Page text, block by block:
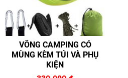
VÕNG CAMPING CÓ
MÙNG KÈM TÚI VÀ PHỤ
KIỆN